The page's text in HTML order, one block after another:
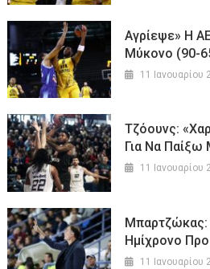
Αγρίεψε» Η
Μύκονο (90-
11 Ιανουαρίου
Τζόουνς:
Για Να Παίξω
11 Ιανουαρίου
Μπαρτζώκας:
Ημίχρονο
11 Ιανουαρίου